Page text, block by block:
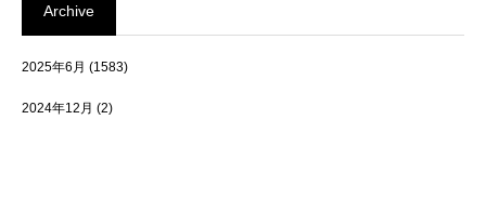
Archive
2025年6月 (1583)
2024年12月 (2)